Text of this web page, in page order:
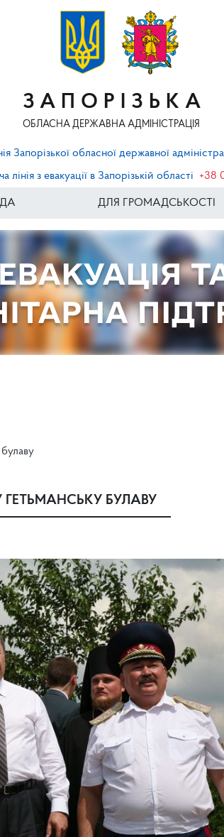
ЗАПОРІЗЬКА
ОБЛАСНА ДЕРЖАВНА АДМІНІСТРАЦІЯ
Запорізької обласної державної
лінія з евакуації в Запорізькій області
+38
ДЛЯ ГРОМАДСЬКОСТІ
ГЕТЬМАНСЬКУ БУЛАВУ